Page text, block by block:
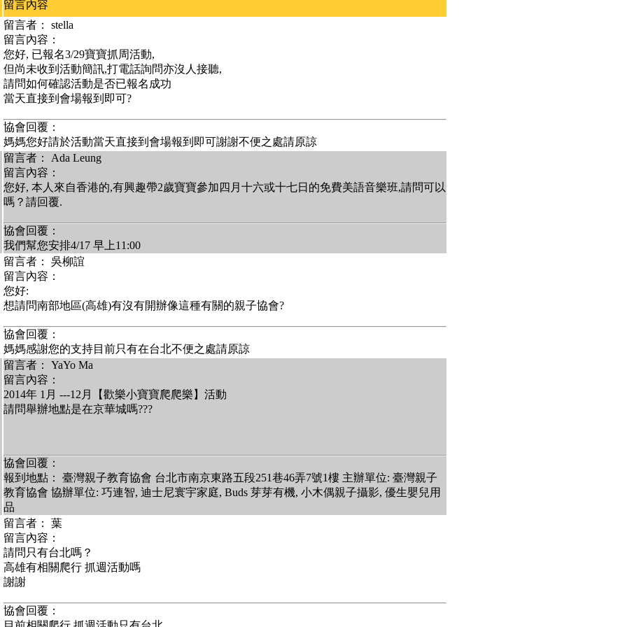
留言內容
留言者： stella
留言內容：
您好, 已報名3/29寶寶抓周活動,
但尚未收到活動簡訊,打電話詢問亦沒人接聽,
請問如何確認活動是否已報名成功
當天直接到會場報到即可?
協會回覆：
媽媽您好請於活動當天直接到會場報到即可謝謝不便之處請原諒
留言者： Ada Leung
留言內容：
您好, 本人來自香港的,有興趣帶2歲寶寶參加四月十六或十七日的免費美語音樂班,請問可以
嗎？請回覆.
協會回覆：
我們幫您安排4/17 早上11:00
留言者： 吳柳誼
留言內容：
您好:
想請問南部地區(高雄)有沒有開辦像這種有關的親子協會?
協會回覆：
媽媽感謝您的支持目前只有在台北不便之處請原諒
留言者： YaYo Ma
留言內容：
2014年 1月 ---12月【歡樂小寶寶爬爬樂】活動
請問舉辦地點是在京華城嗎???
協會回覆：
報到地點： 臺灣親子教育協會 台北市南京東路五段251巷46弄7號1樓 主辦單位: 臺灣親子
教育協會 協辦單位: 巧連智, 迪士尼寰宇家庭, Buds 芽芽有機, 小木偶親子攝影, 優生嬰兒用
品
留言者： 葉
留言內容：
請問只有台北嗎？
高雄有相關爬行 抓週活動嗎
謝謝
協會回覆：